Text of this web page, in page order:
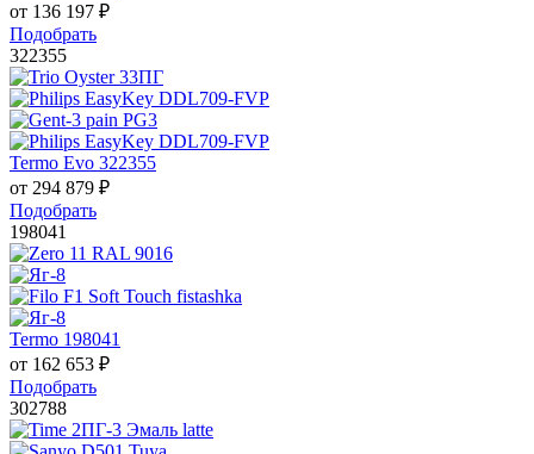
от 136 197 ₽
Подобрать
322355
Termo Evo 322355
от 294 879 ₽
Подобрать
198041
Termo 198041
от 162 653 ₽
Подобрать
302788